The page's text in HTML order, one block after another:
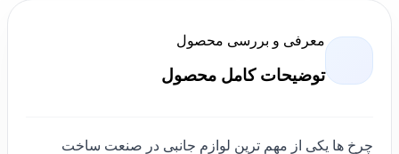
معرفی و بررسی محصول
توضیحات کامل محصول
چرخ ها یکی از مهم ترین لوازم جانبی در صنعت ساخت